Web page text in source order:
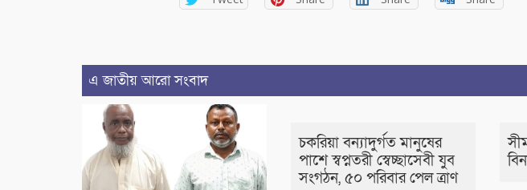
এ জাতীয় আরো সংবাদ
চকরিয়া বন্যাদুর্গত মানুষের
পাশে স্বপ্নতরী স্বেচ্ছাসেবী যুব
সংগঠন, ৫০ পরিবার পেল ত্রাণ